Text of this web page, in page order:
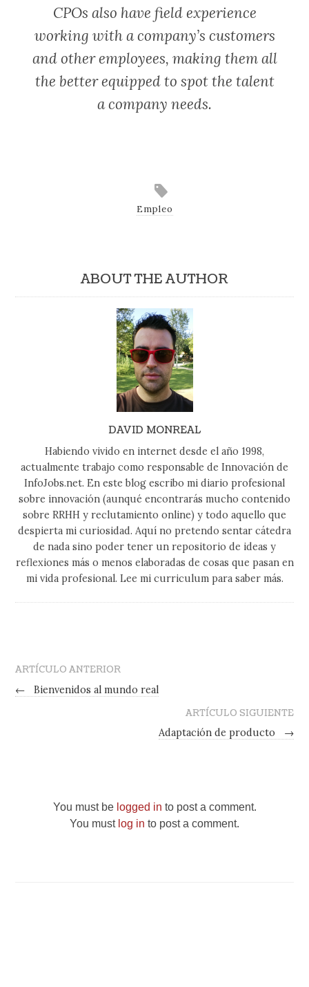
CPOs also have field experience
working with a company’s customers
and other employees, making them all
the better equipped to spot the talent
a company needs.
Empleo
ABOUT THE AUTHOR
DAVID MONREAL
Habiendo vivido en internet desde el año 1998,
actualmente trabajo como responsable de Innovación de
InfoJobs.net. En este blog escribo mi diario profesional
sobre innovación (aunqué encontrarás mucho contenido
sobre RRHH y reclutamiento online) y todo aquello que
despierta mi curiosidad. Aquí no pretendo sentar cátedra
de nada sino poder tener un repositorio de ideas y
reflexiones más o menos elaboradas de cosas que pasan en
mi vida profesional. Lee mi curriculum para saber más.
ARTÍCULO ANTERIOR
←
Bienvenidos al mundo real
ARTÍCULO SIGUIENTE
Adaptación de producto
→
You must be logged in to post a comment.
You must log in to post a comment.